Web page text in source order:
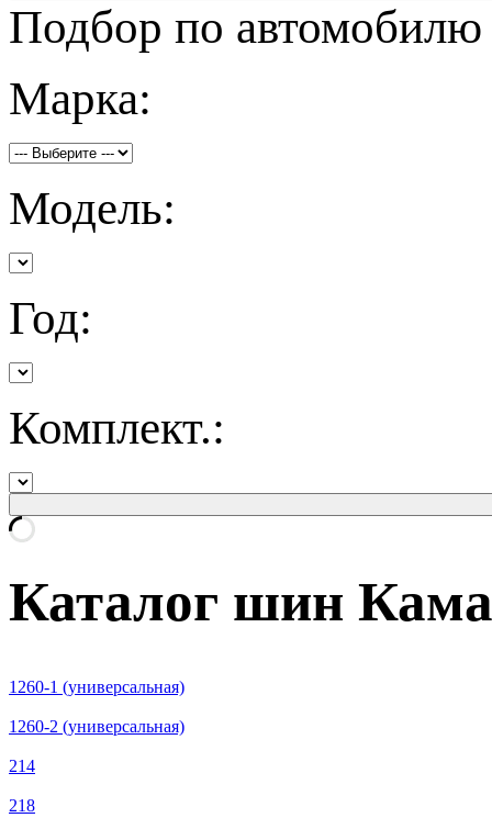
Подбор по автомобилю
Марка:
Модель:
Год:
Комплект.:
Каталог шин Кама
1260-1 (универсальная)
1260-2 (универсальная)
214
218